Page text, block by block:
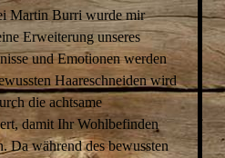
Martin Burri wurde mir
Erweiterung unseres
und Emotionen werden
Haareschneiden wird
die achtsame
damit Ihr Wohlbefinden
Da während des bewussten